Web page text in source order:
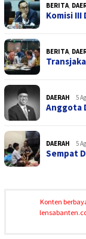
BERITA,
Komisi
BERITA,
DAERAH 5
Anggota
DAERAH 5
Sempat
Konten